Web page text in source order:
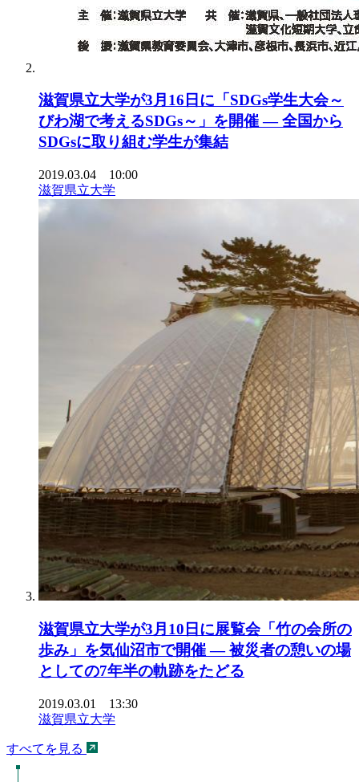
滋賀県立大学が3月16日に「SDGs学生大会～
びわ湖で考えるSDGs～」を開催 — 全国から
SDGsに取り組む学生が集結
2019.03.04 10:00
滋賀県立大学
滋賀県立大学が3月10日に展覧会「竹の会所の
歩み」を気仙沼市で開催 — 被災者の憩いの場
としての7年半の軌跡をたどる
2019.03.01 13:30
滋賀県立大学
すべてを見る